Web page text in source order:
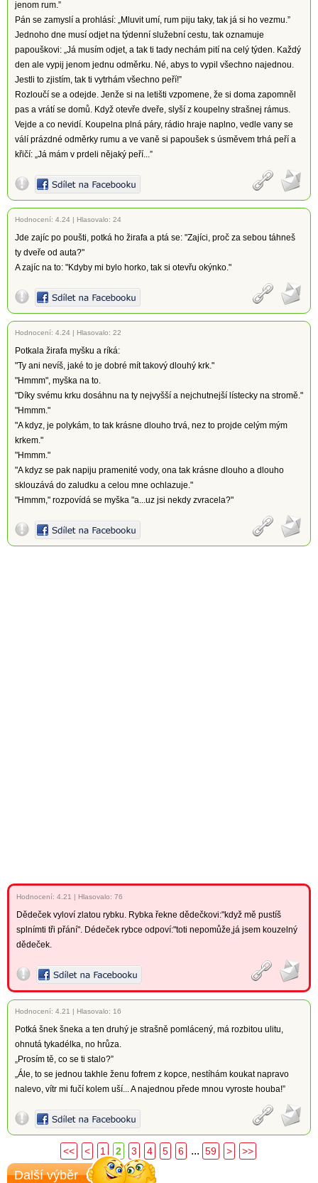
jenom rum.”
Pán se zamyslí a prohlásí: „Mluvit umí, rum piju taky, tak já si ho vezmu.”
Jednoho dne musí odjet na týdenní služební cestu, tak oznamuje
papouškovi: „Já musím odjet, a tak ti tady nechám pití na celý týden. Každý
den ale vypij jenom jednu odměrku. Né, abys to vypil všechno najednou.
Jestli to zjistím, tak ti vytrhám všechno peří!”
Rozloučí se a odejde. Jenže si na letišti vzpomene, že si doma zapomněl
pas a vrátí se domů. Když otevře dveře, slyší z koupelny strašnej rámus.
Vejde a co nevidí. Koupelna plná páry, rádio hraje naplno, vedle vany se
válí prázdné odměrky rumu a ve vaně si papoušek s úsměvem trhá peří a
křičí: „Já mám v prdeli nějaký peří...”
Hodnocení: 4.24 | Hlasovalo: 24
Jde zajíc po poušti, potká ho žirafa a ptá se: "Zajíci, proč za sebou táhneš
ty dveře od auta?"
A zajíc na to: "Kdyby mi bylo horko, tak si otevřu okýnko."
Hodnocení: 4.24 | Hlasovalo: 22
Potkala žirafa myšku a ríká:
"Ty ani nevíš, jaké to je dobré mít takový dlouhý krk."
"Hmmm", myška na to.
"Díky svému krku dosáhnu na ty nejvyšší a nejchutnejší lístecky na stromě."
"Hmmm."
"A kdyz, je polykám, to tak krásne dlouho trvá, nez to projde celým mým
krkem."
"Hmmm."
"A kdyz se pak napiju pramenité vody, ona tak krásne dlouho a dlouho
sklouzává do zaludku a celou mne ochlazuje."
"Hmmm," rozpovídá se myška "a...uz jsi nekdy zvracela?"
Hodnocení: 4.21 | Hlasovalo: 76
Dědeček vyloví zlatou rybku. Rybka řekne dědečkovi:"když mě pustíš
splnímti tři přání". Dédeček rybce odpoví:"toti nepomůže,já jsem kouzelný
dědeček.
Hodnocení: 4.21 | Hlasovalo: 16
Potká šnek šneka a ten druhý je strašně pomlácený, má rozbitou ulitu,
ohnutá tykadélka, no hrůza.
„Prosím tě, co se ti stalo?”
„Ále, to se jednou takhle ženu fofrem z kopce, nestíhám koukat napravo
nalevo, vítr mi fučí kolem uší... A najednou přede mnou vyroste houba!”
<< < 1 2 3 4 5 6 ... 59 > >>
Další výběr